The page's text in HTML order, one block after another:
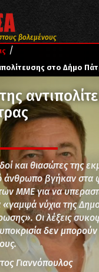
βολεμένους
/
στο Δήμο
και θιασώτες της
βγήκαν στα
ΜΜΕ για να
«γαμψά νύχια της
Οι λέξεις
δεν
Γιαννόπουλος